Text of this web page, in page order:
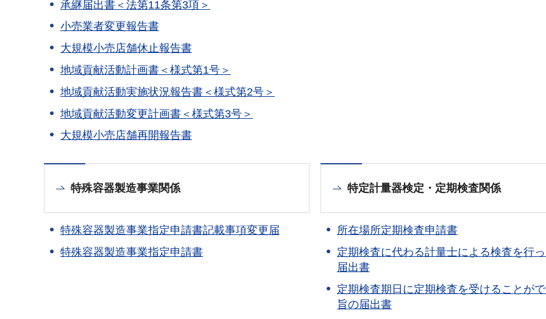
承継届出書＜法第11条第3項＞
小売業者変更報告書
大規模小売店舗休止報告書
地域貢献活動計画書＜様式第1号＞
地域貢献活動実施状況報告書＜様式第2号＞
地域貢献活動変更計画書＜様式第3号＞
大規模小売店舗再開報告書
特殊容器製造事業関係
特殊容器製造事業指定申請書記載事項変更届
特殊容器製造事業指定申請書
特定計量器検定・定期検査関係
所在場所定期検査申請書
定期検査に代わる計量士による検査を行
届出書
定期検査期日に定期検査を受けることが
旨の届出書